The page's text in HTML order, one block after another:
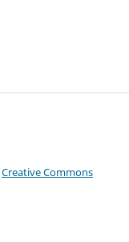
Creative Commons